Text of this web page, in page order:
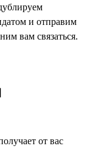
и отправим
вам связаться.
от вас